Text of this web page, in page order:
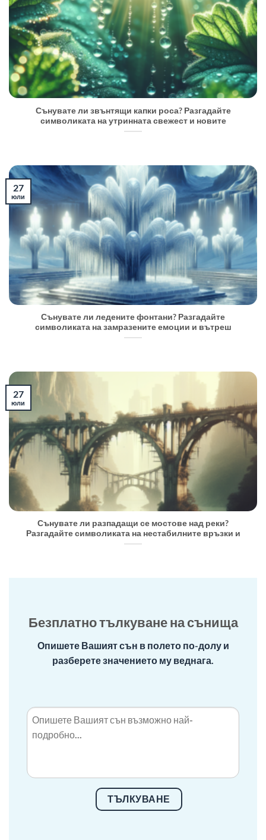
Сънувате ли звънтящи капки роса? Разгадайте
символиката на утринната свежест и новите
Сънувате ли ледените фонтани? Разгадайте
символиката на замразените емоции и вътреш
27
юли
Сънувате ли разпадащи се мостове над реки?
Разгадайте символиката на нестабилните връзки и
27
юли
Безплатно тълкуване на сънища
Опишете Вашият сън в полето по-долу и
разберете значението му веднага.
ТЪЛКУВАНЕ